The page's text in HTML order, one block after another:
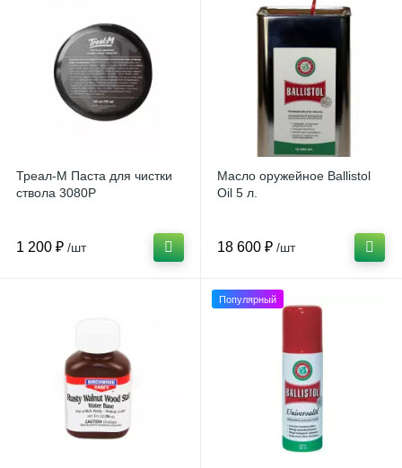
Треал-М Паста для чистки
ствола 3080P
1 200 ₽ /шт
Масло оружейное Ballistol
Oil 5 л.
18 600 ₽ /шт
Популярный